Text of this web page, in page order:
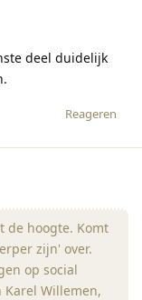
deel duidelijk
Reageren
de hoogte. Komt
zijn' over.
op social
Karel Willemen,